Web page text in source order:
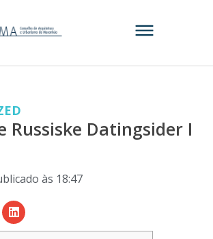
Russiske Datingsider I
às 18:47